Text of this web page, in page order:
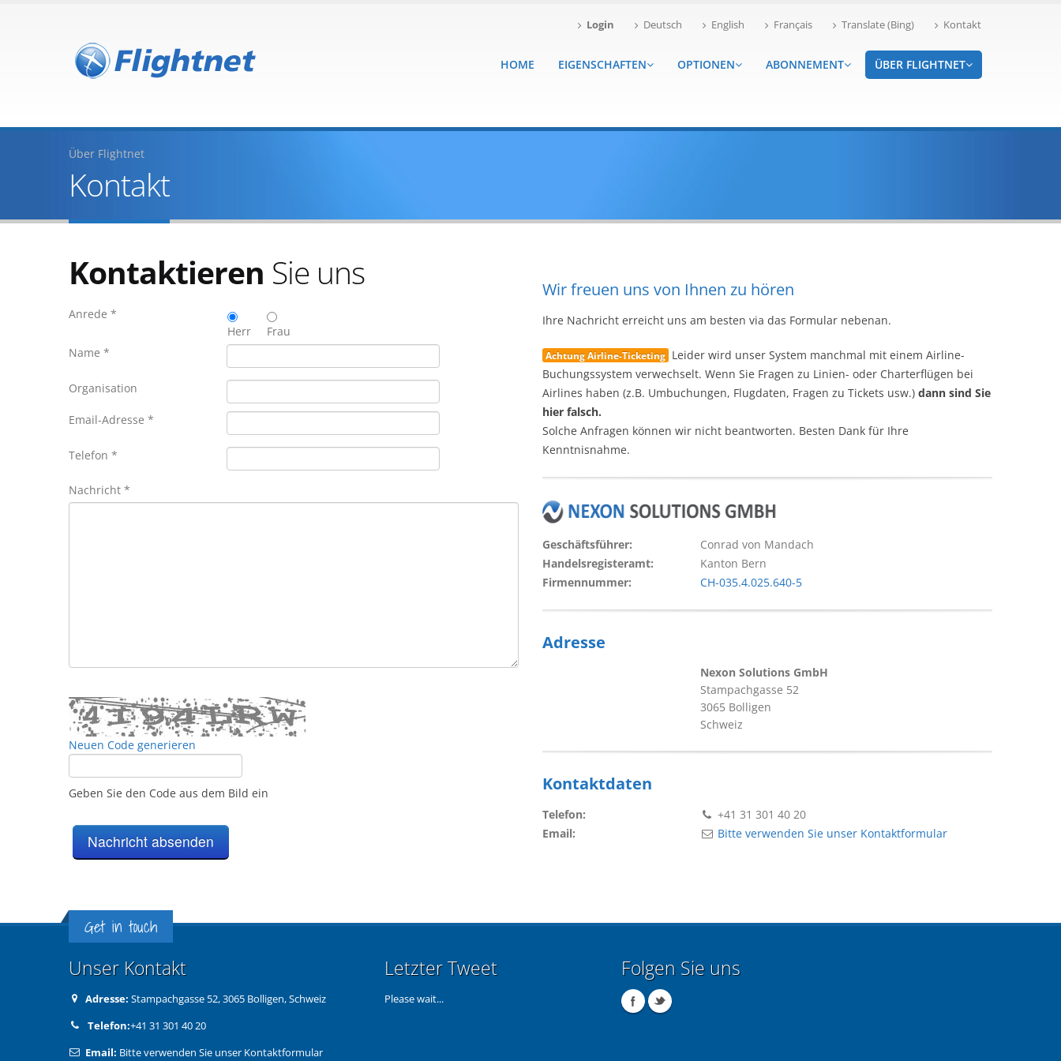
Login Deutsch English Français Translate (Bing) Kontakt
HOME EIGENSCHAFTEN OPTIONEN ABONNEMENT ÜBER FLIGHTNET
Über Flightnet
Kontakt
Kontaktieren Sie uns
Anrede *
Herr
Frau
Name *
Organisation
Email-Adresse *
Telefon *
Nachricht *
Neuen Code generieren
Geben Sie den Code aus dem Bild ein
Wir freuen uns von Ihnen zu hören
Ihre Nachricht erreicht uns am besten via das Formular nebenan.
Achtung Airline-Ticketing Leider wird unser System manchmal mit einem Airline-
Buchungssystem verwechselt. Wenn Sie Fragen zu Linien- oder Charterflügen bei
Airlines haben (z.B. Umbuchungen, Flugdaten, Fragen zu Tickets usw.) dann sind Sie
hier falsch.
Solche Anfragen können wir nicht beantworten. Besten Dank für Ihre
Kenntnisnahme.
Geschäftsführer:
Conrad von Mandach
Handelsregisteramt:
Kanton Bern
Firmennummer:
CH-035.4.025.640-5
Adresse
Nexon Solutions GmbH
Stampachgasse 52
3065 Bolligen
Schweiz
Kontaktdaten
Telefon:
+41 31 301 40 20
Email:
Bitte verwenden Sie unser Kontaktformular
Get in touch
Unser Kontakt
Adresse: Stampachgasse 52, 3065 Bolligen, Schweiz
Telefon:+41 31 301 40 20
Email: Bitte verwenden Sie unser Kontaktformular
Letzter Tweet
Please wait...
Folgen Sie uns